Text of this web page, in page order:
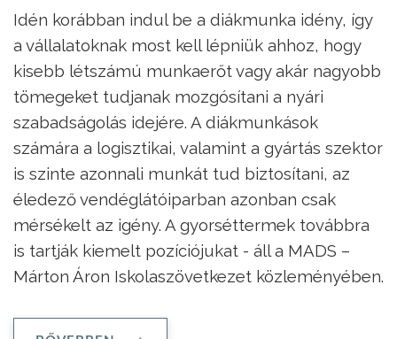
Idén korábban indul be a diákmunka idény, így
a vállalatoknak most kell lépniük ahhoz, hogy
kisebb létszámú munkaerőt vagy akár nagyobb
tömegeket tudjanak mozgósítani a nyári
szabadságolás idejére. A diákmunkások
számára a logisztikai, valamint a gyártás szektor
is szinte azonnali munkát tud biztosítani, az
éledező vendéglátóiparban azonban csak
mérsékelt az igény. A gyorséttermek továbbra
is tartják kiemelt pozíciójukat - áll a MADS –
Márton Áron Iskolaszövetkezet közleményében.